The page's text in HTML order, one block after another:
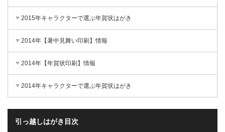
2015年キャラクターで選ぶ年賀状はがき
2014年【暑中見舞い印刷】情報
2014年【年賀状印刷】情報
2014年キャラクターで選ぶ年賀状はがき
引っ越しはがき目次